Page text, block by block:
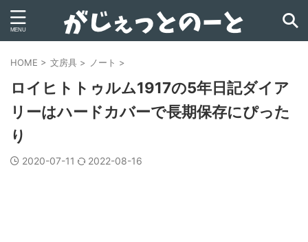
HOME > 文房具 > ノート >
ロイヒトトゥルム1917の5年日記ダイア
リーはハードカバーで長期保存にぴった
り
2020-07-11 2022-08-16